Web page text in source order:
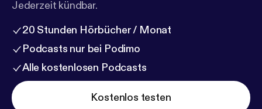
Jederzeit kündbar.
20 Stunden Hörbücher / Monat
Podcasts nur bei Podimo
Alle kostenlosen Podcasts
Kostenlos testen